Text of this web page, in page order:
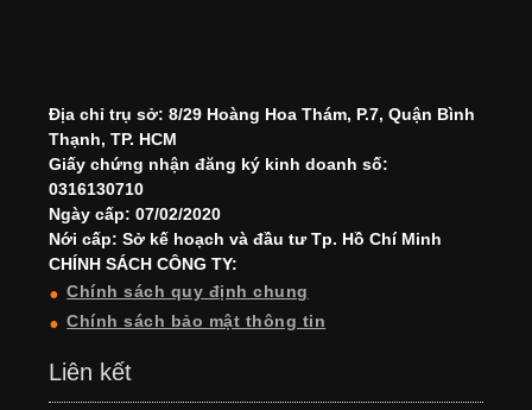
Địa chỉ trụ sở: 8/29 Hoàng Hoa Thám, P.7, Quận Bình
Thạnh, TP. HCM
Giấy chứng nhận đăng ký kinh doanh số:
0316130710
Ngày cấp: 07/02/2020
Nới cấp: Sở kế hoạch và đầu tư Tp. Hồ Chí Minh
CHÍNH SÁCH CÔNG TY:
Chính sách quy định chung
Chính sách bảo mật thông tin
Liên kết